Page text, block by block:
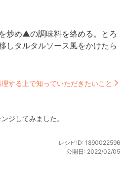
炒め▲の調味料を絡める。とろ
しタルタルソース風をかけたら
理する上で知っていただきたいこと
ジしてみました。
レシピID: 1890022596
公開日: 2022/02/05